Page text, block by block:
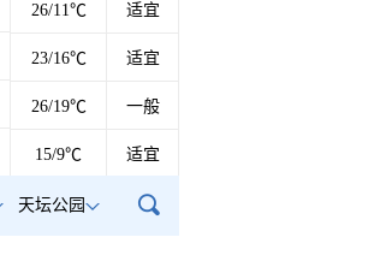
26/11℃ 适宜
23/16℃ 适宜
26/19℃ 一般
15/9℃ 适宜
天坛公园